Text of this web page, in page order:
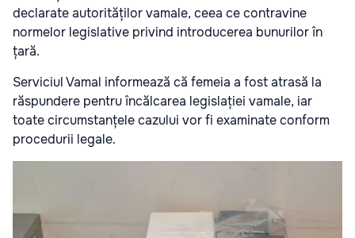
declarate autorităților vamale, ceea ce contravine
normelor legislative privind introducerea bunurilor în
țară.
Serviciul Vamal informează că femeia a fost atrasă la
răspundere pentru încălcarea legislației vamale, iar
toate circumstanțele cazului vor fi examinate conform
procedurii legale.